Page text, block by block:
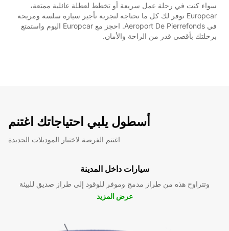
سواء كنت في رحلة عمل سريعة أو تخطط لعطلة عائلية ممتعة،
Europcar توفر لك كل ما تحتاجه لتجربة تأجير سيارة سلسة ومريحة
في Aeroport De Pierrefonds. احجز مع Europcar اليوم واستمتع
برحلتك بأقصى قدر من الراحة والأمان.
أسطول يلبي احتياجاتك اغتنم
اغتنم الفرصة لاختبار الموديلات الجديدة
سيارات داخل المدينة
وتتراوح هذه من طراز مدمج وموفر للوقود إلى طراز صديق للبيئة
عرض المزيد